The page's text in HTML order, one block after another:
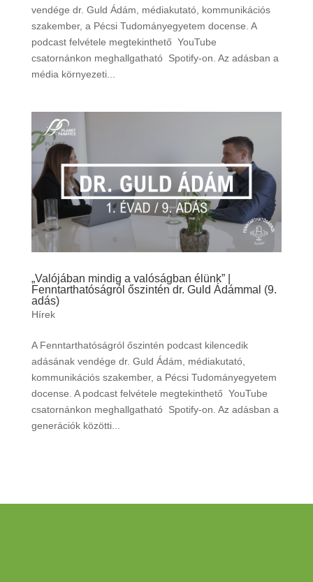
vendége dr. Guld Ádám, médiakutató, kommunikációs
szakember, a Pécsi Tudományegyetem docense. A
podcast felvétele megtekinthető YouTube
csatornánkon meghallgatható Spotify-on. Az adásban a
média környezeti...
„Valójában mindig a valóságban élünk” |
Fenntarthatóságról őszintén dr. Guld Ádámmal (9.
adás)
Hírek
A Fenntarthatóságról őszintén podcast kilencedik
adásának vendége dr. Guld Ádám, médiakutató,
kommunikációs szakember, a Pécsi Tudományegyetem
docense. A podcast felvétele megtekinthető YouTube
csatornánkon meghallgatható Spotify-on. Az adásban a
generációk közötti...